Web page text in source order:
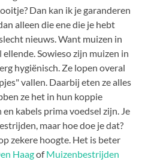
Dan kan ik je garanderen
alleen die ene die je hebt
nieuws. Want muizen in
Sowieso zijn muizen in
hygiënisch. Ze lopen overal
vallen. Daarbij eten ze alles
ze het in hun koppie
kabels prima voedsel zijn. Je
maar hoe doe je dat?
zekere hoogte. Het is beter
HaagofMuizenbestrijden